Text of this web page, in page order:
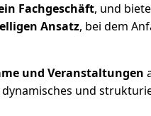
Fachgeschäft, und
Ansatz, bei dem
und Veranstaltungen
und